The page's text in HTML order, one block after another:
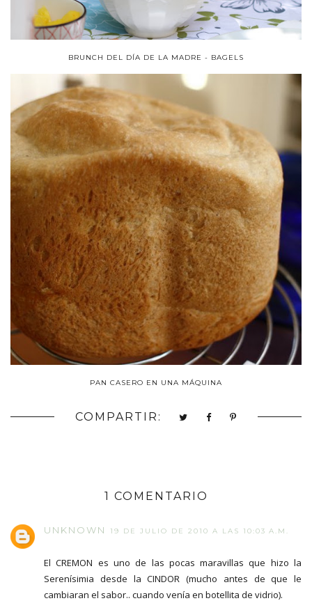
BRUNCH DEL DÍA DE LA MADRE - BAGELS
PAN CASERO EN UNA MÁQUINA
COMPARTIR:
1 COMENTARIO
UNKNOWN 19 DE JULIO DE 2010 A LAS 10:03 A.M.
El CREMON es uno de las pocas maravillas que hizo la
Serenísimia desde la CINDOR (mucho antes de que le
cambiaran el sabor.. cuando venía en botellita de vidrio).